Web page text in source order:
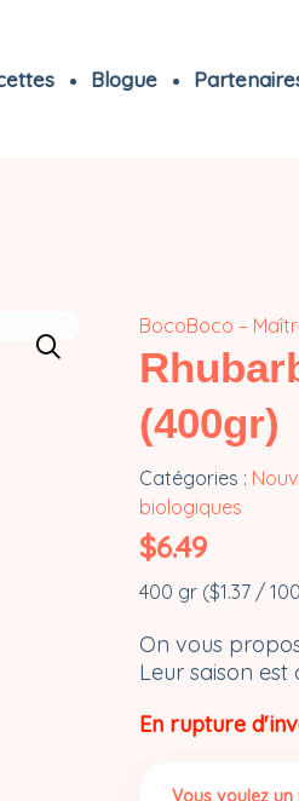
Blogue
BocoBoco –
(400gr)
Catégories :
biologiques
$6.49
400 gr ($1.37 /
On vous
Leur saison
En rupture
Vous voulez